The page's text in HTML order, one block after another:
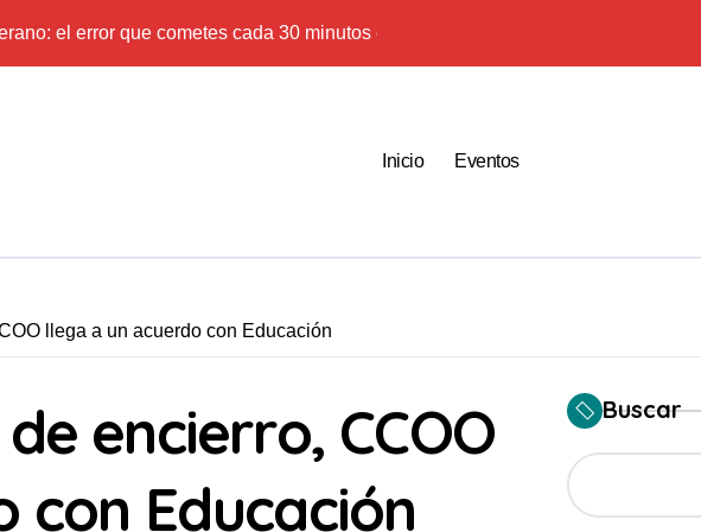
el miedo, derechos: la importancia de la regularización en La Rioja
razones para salir a la calle
bebés: el Patronato de Protección a la Mujer y su deuda de reparación histórica
10 verdades urgentes sobre la abolición de la prostitución
Inicio Eventos
llega a un acuerdo con Educación
encierro, CCOO
con Educación
Buscar